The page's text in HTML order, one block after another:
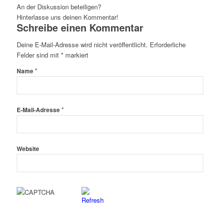
An der Diskussion beteiligen?
Hinterlasse uns deinen Kommentar!
Schreibe einen Kommentar
Deine E-Mail-Adresse wird nicht veröffentlicht. Erforderliche
Felder sind mit *markiert
Name*
E-Mail-Adresse*
Website